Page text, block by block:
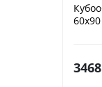
3468